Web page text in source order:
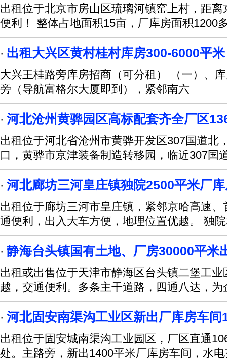
出租位于北京市房山区琉璃河镇窑上村，距
便利！ 整体占地面积15亩，厂库房面积1200
· 出租大兴区黄村桂村库房300-6000平米
大兴王桂路旁库房招商（可分租） （一）、
旁（导航富格尔大厦即到），紧邻南六
· 河北沧州黄骅园区高标配套齐全厂区
出租位于河北省沧州市黄骅开发区307国道北
口，黄骅市京津装备制造转移园，临近307国
· 河北廊坊三河皇庄镇独院2500平米厂
出租位于廊坊三河市皇庄镇，紧邻京哈高速
通便利，出入大车方便，地理位置优越。 独
· 静海台头镇国有土地、厂房30000平米
出租或出售位于天津市静海区台头镇二堡工
越，交通便利。多条主干道路，四通八达，为
· 河北固安南渠沟工业区新出厂库房车间
出租位于固安城南渠沟工业园区，厂区直通
处。主路旁，新出1400平米厂库房车间，水